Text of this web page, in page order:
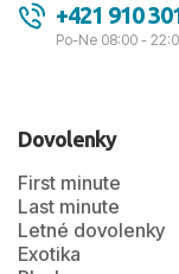
+421 910
Po-Ne 08:00 -
Dovolenky
First minute
Last minute
Letné dovolenky
Exotika